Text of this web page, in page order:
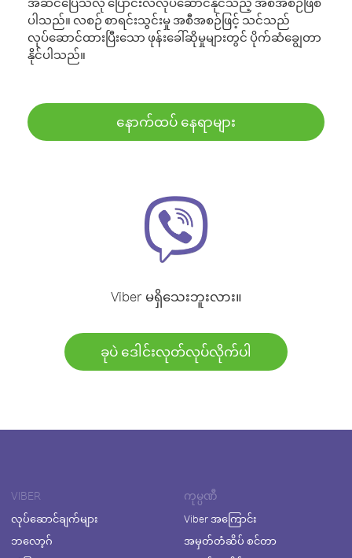
ပါသည်။ လစဉ် စာရင်းသွင်းမှု အစီအစဉ်ဖြင့် သင်သည်
လုပ်ဆောင်ထားပြီးသော ဖုန်းခေါ်ဆိုမှုများတွင် ပိုက်ဆံချွေတာ
နိုင်ပါသည်။
နောက်ထပ် နေရာများ
Viber မရှိသေးဘူးလား။
ခုပဲ ဒေါင်းလုတ်လုပ်လိုက်ပါ
VIBER
လုပ်ဆောင်ချက်များ
ဘလော့ဂ်
ကုမ္ပဏီ
Viber အကြောင်း
အမှတ်တံဆိပ် စင်တာ